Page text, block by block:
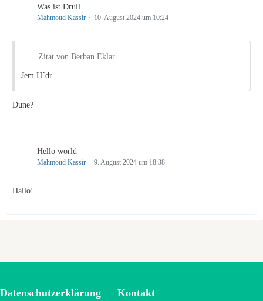
Was ist Drull
Mahmoud Kassir 10. August 2024 um 10:24
Zitat von Berban Eklar
Jem H´dr
Dune?
Hello world
Mahmoud Kassir 9. August 2024 um 18:38
Hallo!
Datenschutzerklärung Kontakt